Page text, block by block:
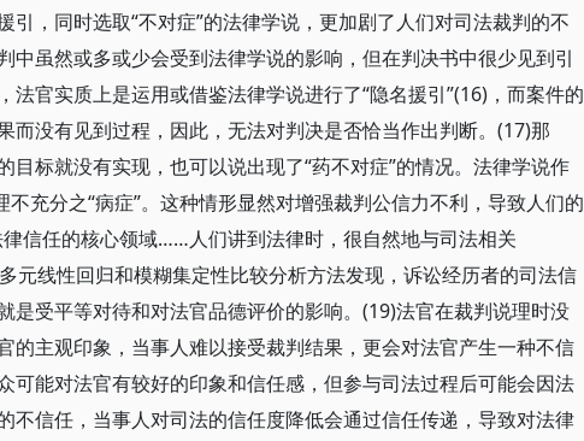
引，同时选取“不对症”的法律学说，更加剧了人们对司法裁判的不
中虽然或多或少会受到法律学说的影响，但在判决书中很少见到引
法官实质上是运用或借鉴法律学说进行了“隐名援引”(16)，而案件的
而没有见到过程，因此，无法对判决是否恰当作出判断。(17)那
目标就没有实现，也可以说出现了“药不对症”的情况。法律学说作
不充分之“病症”。这种情形显然对增强裁判公信力不利，导致人们的
信任的核心领域……人们讲到法律时，很自然地与司法相关
元线性回归和模糊集定性比较分析方法发现，诉讼经历者的司法信
是受平等对待和对法官品德评价的影响。(19)法官在裁判说理时没
的主观印象，当事人难以接受裁判结果，更会对法官产生一种不信
可能对法官有较好的印象和信任感，但参与司法过程后可能会因法
不信任，当事人对司法的信任度降低会通过信任传递，导致对法律